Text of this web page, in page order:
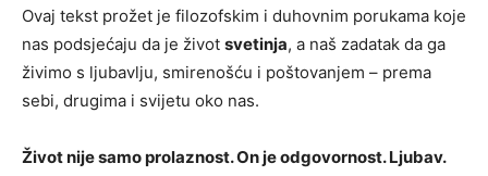
Ovaj tekst prožet je filozofskim i duhovnim porukama koje
nas podsjećaju da je život svetinja, a naš zadatak da ga
živimo s ljubavlju, smirenošću i poštovanjem – prema
sebi, drugima i svijetu oko nas.
Život nije samo prolaznost. On je odgovornost. Ljubav.